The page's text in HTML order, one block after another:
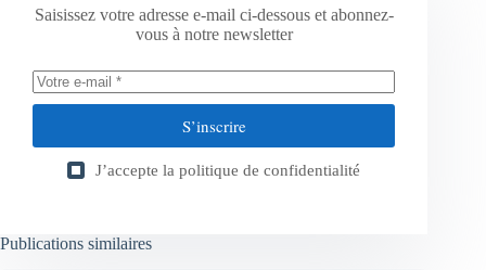
Saisissez votre adresse e-mail ci-dessous et abonnez-
vous à notre newsletter
S’inscrire
J’accepte la politique de confidentialité
Publications similaires